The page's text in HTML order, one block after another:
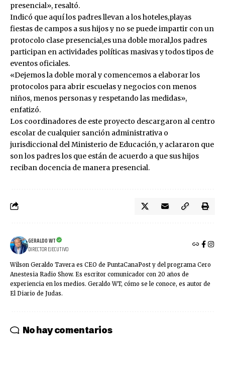
presencial», resaltó.
Indicó que aquí los padres llevan a los hoteles,playas
fiestas de campos a sus hijos y no se puede impartir con un
protocolo clase presencial,es una doble moral,los padres
participan en actividades políticas masivas y todos tipos de
eventos oficiales.
«Dejemos la doble moral y comencemos a elaborar los
protocolos para abrir escuelas y negocios con menos
niños, menos personas y respetando las medidas»,
enfatizó.
Los coordinadores de este proyecto descargaron al centro
escolar de cualquier sanción administrativa o
jurisdiccional del Ministerio de Educación, y aclararon que
son los padres los que están de acuerdo a que sus hijos
reciban docencia de manera presencial.
GERALDO WT
DIRECTOR EJECUTIVO
Wilson Geraldo Tavera es CEO de PuntaCanaPost y del programa Cero
Anestesia Radio Show. Es escritor comunicador con 20 años de
experiencia en los medios. Geraldo WT, cómo se le conoce, es autor de
El Diario de Judas.
No hay comentarios